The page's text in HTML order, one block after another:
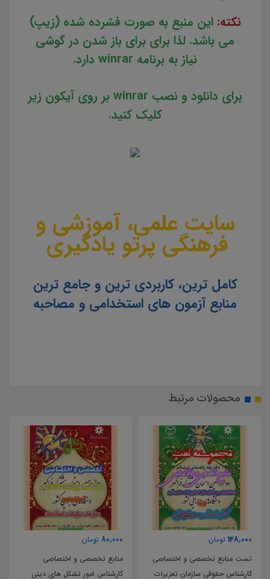
نکته:این منبع به صورت فشرده شده (زیپ)
می باشد. لذا برای برای باز شدن در گوشی
نیاز به برنامه winrar دارد.
برای دانلود و نصب winrar بر روی آیکون زیر
کلیک کنید.
سایت علمی، آموزشی و
فرهنگی پرتو یادگیری
کامل ترین، کاربردی ترین و جامع ترین
منابع آزمون های استخدامی و مصاحبه
محصولات مرتبط
80,000 تومان
منابع تخصصی و اختصاصی
کارشناس امور تشکل های دینی
194,000 تومان
تست منابع تخصصی و اختصاصی
کارشناس امور تشکل های دینی